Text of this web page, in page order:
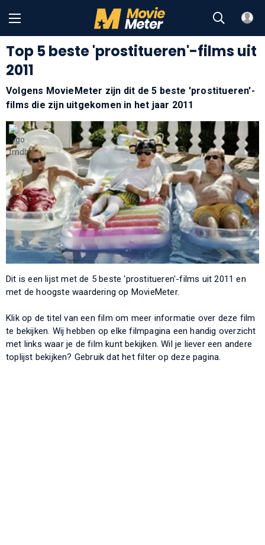
Top 5 beste 'prostitueren'-films uit
2011
Volgens MovieMeter zijn dit de 5 beste 'prostitueren'-
films die zijn uitgekomen in het jaar 2011
Dit is een lijst met de 5 beste 'prostitueren'-films uit 2011 en
met de hoogste waardering op MovieMeter.
Klik op de titel van een film om meer informatie over deze film
te bekijken. Wij hebben op elke filmpagina een handig overzicht
met links waar je de film kunt bekijken. Wil je liever een andere
toplijst bekijken? Gebruik dat het filter op deze pagina.